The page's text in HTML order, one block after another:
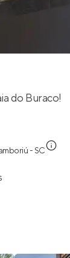
do Buraco!
- SC